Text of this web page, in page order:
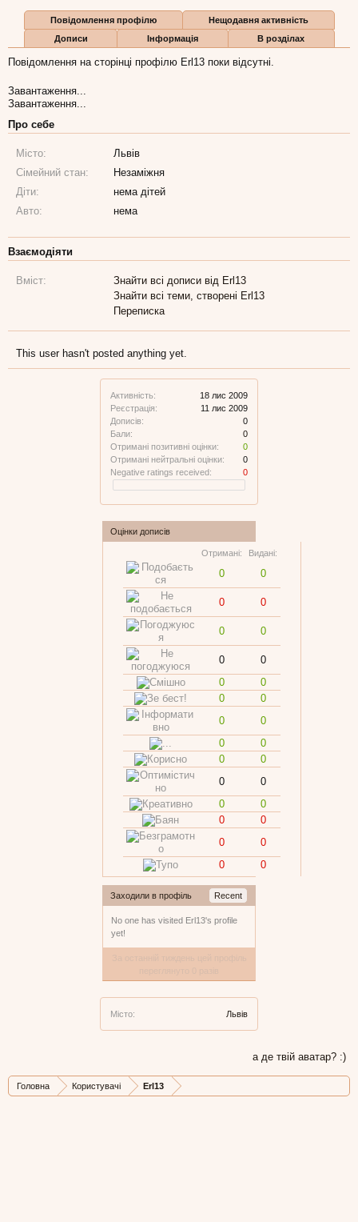
Активність:
18 лис 2009
Реєстрація:
11 лис 2009
Дописів:
0
Бали:
0
Отримані позитивні оцінки:
0
Отримані нейтральні оцінки:
0
Negative ratings received:
0
Оцінки дописів
Отримані: Видані:
0 0
0 0
0 0
0
0
0
0
0
0
0
0
0
0
0
0
0
0
0
0
0
0
0
0
0
0
Заходили в профіль Recent
No one has visited Erl13's profile
yet!
Місто: Львів
Повідомлення профілю
Нещодавня активність
Дописи
Інформація В розділах
Повідомлення на сторінці профілю Erl13 поки відсутні.
Завантаження...
Завантаження...
Про себе
Місто:
Львів
Сімейний стан:
Незаміжня
Діти:
нема дітей
Авто:
нема
Взаємодіяти
Вміст:
Знайти всі дописи від Erl13
Знайти всі теми, створені Erl13
Переписка
This user hasn't posted anything yet.
а де твій аватар? :)
Головна Користувачі Erl13